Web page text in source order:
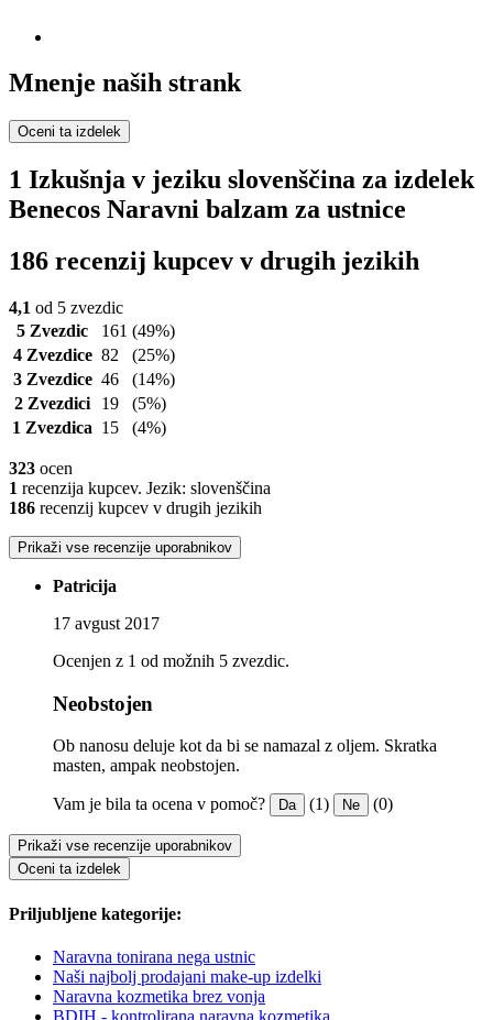
Mnenje naših strank
Oceni ta izdelek
1 Izkušnja v jeziku slovenščina za izdelek
Benecos Naravni balzam za ustnice
186 recenzij kupcev v drugih jezikih
4,1 od 5 zvezdic
5 Zvezdic
161 (49%)
4 Zvezdice 82
(25%)
3 Zvezdice 46
(14%)
2 Zvezdici
19
(5%)
1 Zvezdica 15 (4%)
323 ocen
1 recenzija kupcev. Jezik: slovenščina
186 recenzij kupcev v drugih jezikih
Prikaži vse recenzije uporabnikov
Patricija
17 avgust 2017
Ocenjen z 1 od možnih 5 zvezdic.
Neobstojen
Ob nanosu deluje kot da bi se namazal z oljem. Skratka
masten, ampak neobstojen.
Vam je bila ta ocena v pomoč? Da (1) Ne (0)
Prikaži vse recenzije uporabnikov
Oceni ta izdelek
Priljubljene kategorije:
Naravna tonirana nega ustnic
Naši najbolj prodajani make-up izdelki
Naravna kozmetika brez vonja
BDIH - kontrolirana naravna kozmetika